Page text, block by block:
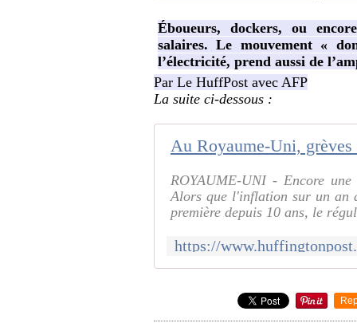
Éboueurs, dockers, ou
salaires. Le mouvement «
l’électricité, prend aussi de
Par Le HuffPost avec AFP
La suite ci-dessous :
ROYAUME-UNI - Encore
Alors que l'inflation sur un an
première depuis 10 ans, le